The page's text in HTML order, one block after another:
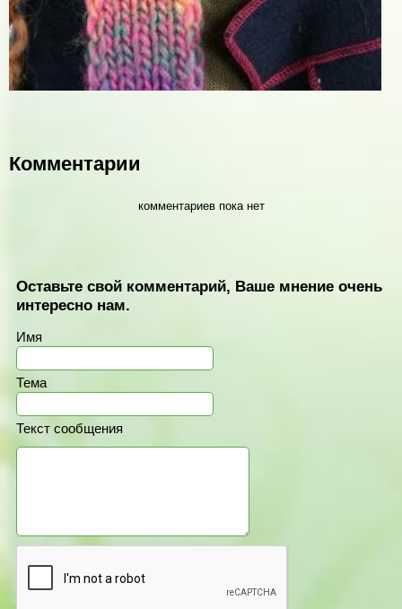
Комментарии
комментариев пока нет
Оставьте свой комментарий, Ваше мнение очень
интересно нам.
Имя
Тема
Текст сообщения